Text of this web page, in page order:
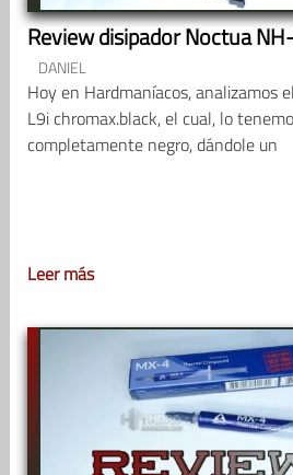
Review disipador Noctua
DANIEL
Hoy en Hardmaníacos, analizamos
L9i chromax.black, el cual, lo
completamente negro, dándole un
Leer más